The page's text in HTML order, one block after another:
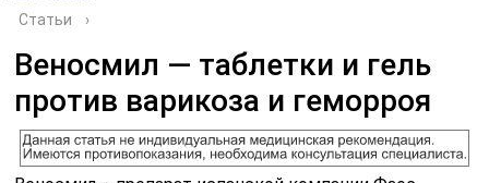
Статьи ›
Веносмил — таблетки и гель
против варикоза и геморроя